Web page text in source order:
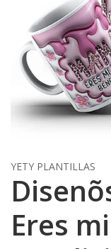
YETY PLANTILLAS
Eres